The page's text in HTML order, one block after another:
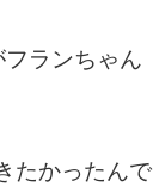
ランちゃん
たかったんで